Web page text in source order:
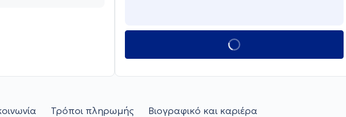
Τρόποι πληρωμής Βιογραφικό και καριέρα